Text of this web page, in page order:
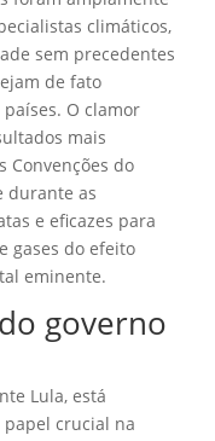
climáticos,
sem precedentes
de fato
O clamor
mais
Convenções do
durante as
e eficazes para
gases do efeito
eminente.
governo
Lula, está
crucial na